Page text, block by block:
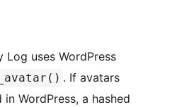
Log uses WordPress
. If avatars
in WordPress, a hashed